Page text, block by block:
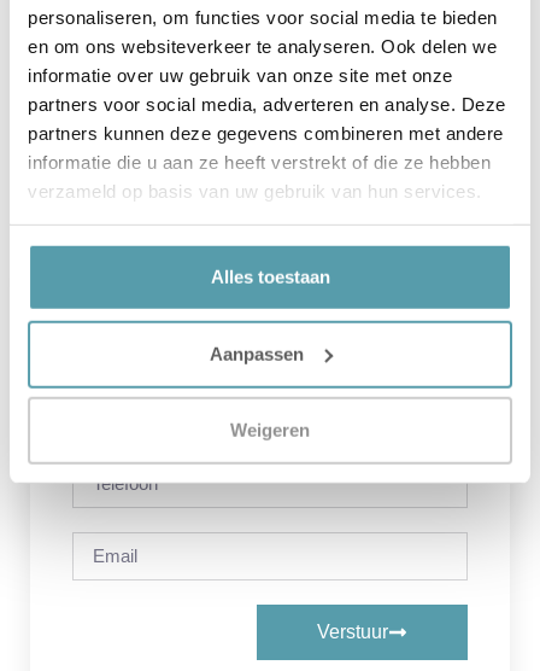
personaliseren, om functies voor social media te bieden
en om ons websiteverkeer te analyseren. Ook delen we
informatie over uw gebruik van onze site met onze
partners voor social media, adverteren en analyse. Deze
partners kunnen deze gegevens combineren met andere
informatie die u aan ze heeft verstrekt of die ze hebben
verzameld op basis van uw gebruik van hun services.
Alles toestaan
Aanpassen
Weigeren
Elektrische Boxspring
geeft natuurlijk extra comfort in de
slaapkamer, zeker op het moment dat
je vaak een boekje
Contact Ons
Verstuur